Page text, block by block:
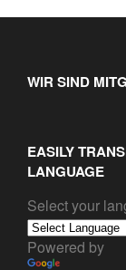
WIR SIND
EASILY
LANGUAGE
Select your
Powered by